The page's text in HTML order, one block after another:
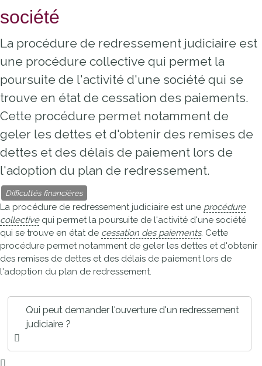
société
La procédure de redressement judiciaire est
une procédure collective qui permet la
poursuite de l'activité d'une société qui se
trouve en état de cessation des paiements.
Cette procédure permet notamment de
geler les dettes et d'obtenir des remises de
dettes et des délais de paiement lors de
l'adoption du plan de redressement.
Difficultés financières
La procédure de redressement judiciaire est une procédure
collectivequi permet la poursuite de l'activité d'une société
qui se trouve en état de cessation des paiements. Cette
procédure permet notamment de geler les dettes et d'obtenir
des remises de dettes et des délais de paiement lors de
l'adoption du plan de redressement.
Qui peut demander l'ouverture d'un redressement
judiciaire ?